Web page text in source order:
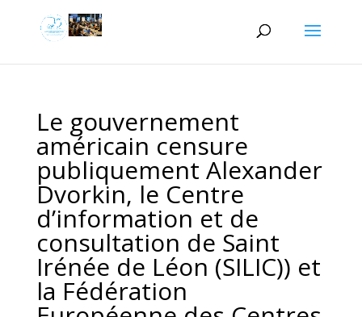
Le gouvernement
américain censure
publiquement Alexander
Dvorkin, le Centre
d’information et de
consultation de Saint
Irénée de Léon (SILIC)) et
la Fédération